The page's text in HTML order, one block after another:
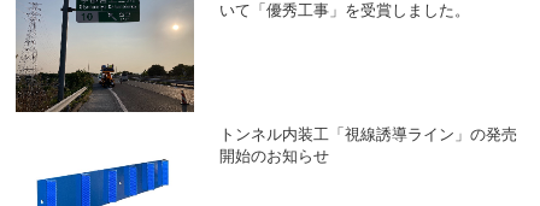
いて「優秀工事」を受賞しました。
トンネル内装工「視線誘導ライン」の発売
開始のお知らせ